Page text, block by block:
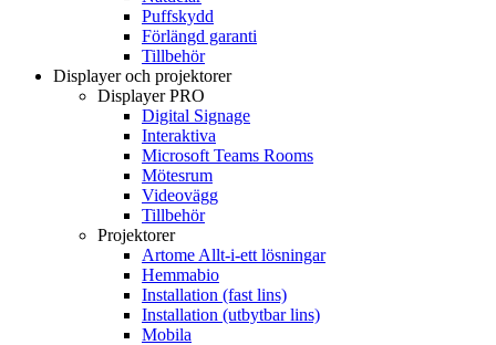
Puffskydd
Förlängd garanti
Tillbehör
Displayer och projektorer
Displayer PRO
Digital Signage
Interaktiva
Microsoft Teams Rooms
Mötesrum
Videovägg
Tillbehör
Projektorer
Artome Allt-i-ett lösningar
Hemmabio
Installation (fast lins)
Installation (utbytbar lins)
Mobila